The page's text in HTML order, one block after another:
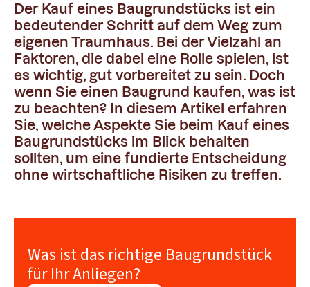
Der Kauf eines Baugrundstücks ist ein
bedeutender Schritt auf dem Weg zum
eigenen Traumhaus. Bei der Vielzahl an
Faktoren, die dabei eine Rolle spielen, ist
es wichtig, gut vorbereitet zu sein. Doch
wenn Sie einen Baugrund kaufen, was ist
zu beachten? In diesem Artikel erfahren
Sie, welche Aspekte Sie beim Kauf eines
Baugrundstücks im Blick behalten
sollten, um eine fundierte Entscheidung
ohne wirtschaftliche Risiken zu treffen.
Was ist das richtige Baugrundstück
für Ihr Anliegen?